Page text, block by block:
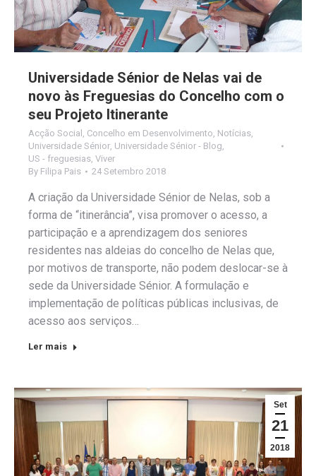
Universidade Sénior de Nelas vai de
novo às Freguesias do Concelho com o
seu Projeto Itinerante
Acção Social Concelho em Desenvolvimento Notícias
Universidade Sénior Universidade Sénior - Blog
US - freguesias Viver
By Filipa Pais 24 Setembro 2018
A criação da Universidade Sénior de Nelas, sob a
forma de “itinerância”, visa promover o acesso, a
participação e a aprendizagem dos seniores
residentes nas aldeias do concelho de Nelas que,
por motivos de transporte, não podem deslocar-se à
sede da Universidade Sénior. A formulação e
implementação de políticas públicas inclusivas, de
acesso aos serviços…
Ler mais
Set
21
2018